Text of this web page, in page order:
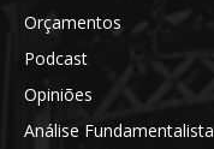
Orçamentos
Podcast
Opiniões
Análise Fundamentalista